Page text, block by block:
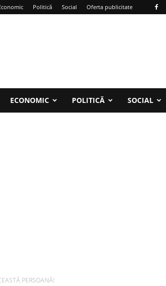
Politică Social Oferta publicitate
ECONOMIC POLITICĂ SOCIAL
PERSOANĂ!